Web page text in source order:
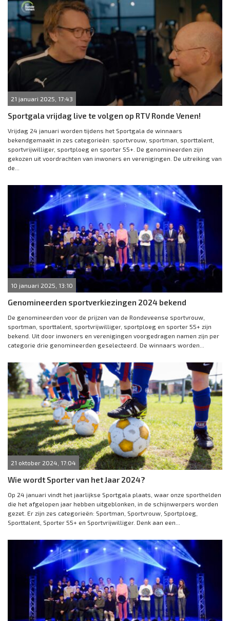
21 januari 2025, 17:43
Sportgala vrijdag live te volgen op RTV Ronde Venen!
Vrijdag 24 januari worden tijdens het Sportgala de winnaars
bekendgemaakt in zes categorieën: sportvrouw, sportman, sporttalent,
sportvrijwilliger, sportploeg en sporter 55+. De genomineerden zijn
gekozen uit voordrachten van inwoners en verenigingen. De uitreiking van
de...
10 januari 2025, 13:10
Genomineerden sportverkiezingen 2024 bekend
De genomineerden voor de prijzen van de Rondeveense sportvrouw,
sportman, sporttalent, sportvrijwilliger, sportploeg en sporter 55+ zijn
bekend. Uit door inwoners en verenigingen voorgedragen namen zijn per
categorie drie genomineerden geselecteerd. De winnaars worden...
21 oktober 2024, 17:04
Wie wordt Sporter van het Jaar 2024?
Op 24 januari vindt het jaarlijkse Sportgala plaats, waar onze sporthelden
die het afgelopen jaar hebben uitgeblonken, in de schijnwerpers worden
gezet. Er zijn zes categorieën: Sportman, Sportvrouw, Sportploeg,
Sporttalent, Sporter 55+ en Sportvrijwilliger. Denk aan een...